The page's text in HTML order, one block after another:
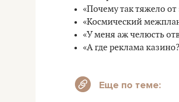
«Почему так тяжело от
«Космический
«У меня аж челюсть
«А где реклама
Еще по теме: